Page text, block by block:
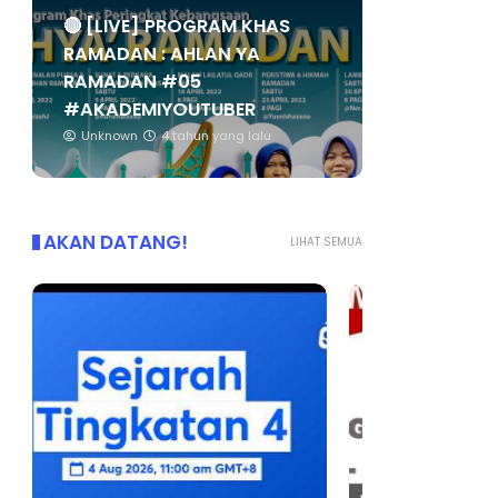
🔴 [LIVE] PROGRAM KHAS
RAMADAN : AHLAN YA
RAMADAN #05
#AKADEMIYOUTUBER
Unknown 4 tahun yang lalu